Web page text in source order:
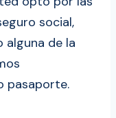
social,
alguna de la
pasaporte.